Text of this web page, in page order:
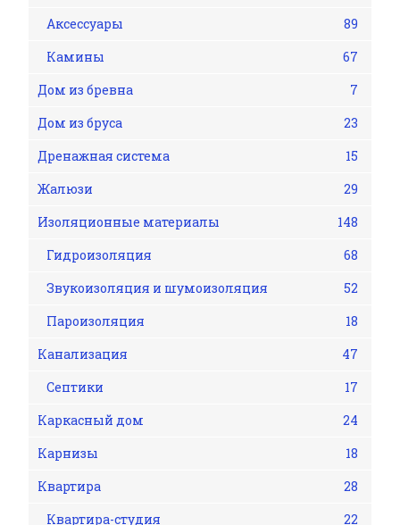
Аксессуары
89
Камины
67
Дом из бревна
7
Дом из бруса
23
Дренажная система
15
Жалюзи
29
Изоляционные материалы
148
Гидроизоляция
68
Звукоизоляция и шумоизоляция
52
Пароизоляция
18
Канализация
47
Септики
17
Каркасный дом
24
Карнизы
18
Квартира
28
Квартира-студия
22